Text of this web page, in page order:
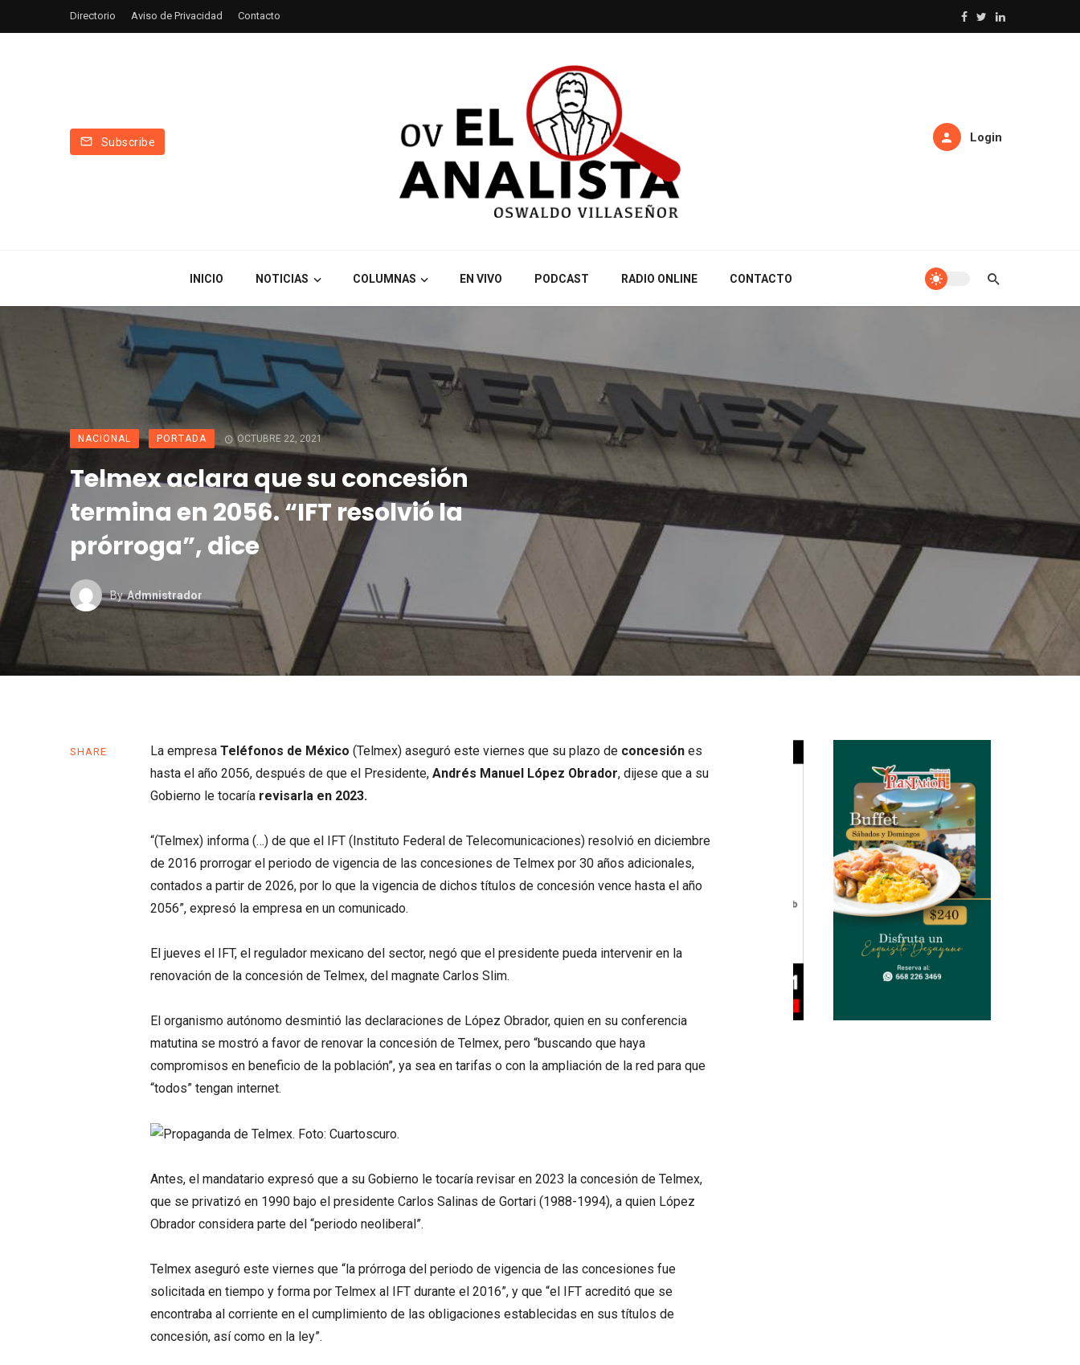
Directorio Aviso de Privacidad Contacto
Subscribe Login
INICIO NOTICIAS COLUMNAS EN VIVO PODCAST RADIO ONLINE CONTACTO
NACIONAL PORTADA OCTUBRE 22, 2021
Telmex aclara que su concesión
termina en 2056. “IFT resolvió la
prórroga”, dice
By Admnistrador
SHARE La empresa Teléfonos de México (Telmex) aseguró este viernes que su plazo de concesión es
hasta el año 2056, después de que el Presidente, Andrés Manuel López Obrador, dijese que a su
Gobierno le tocaría revisarla en 2023.
“(Telmex) informa (…) de que el IFT (Instituto Federal de Telecomunicaciones) resolvió en diciembre
de 2016 prorrogar el periodo de vigencia de las concesiones de Telmex por 30 años adicionales,
contados a partir de 2026, por lo que la vigencia de dichos títulos de concesión vence hasta el año
2056”, expresó la empresa en un comunicado.
El jueves el IFT, el regulador mexicano del sector, negó que el presidente pueda intervenir en la
renovación de la concesión de Telmex, del magnate Carlos Slim.
El organismo autónomo desmintió las declaraciones de López Obrador, quien en su conferencia
matutina se mostró a favor de renovar la concesión de Telmex, pero “buscando que haya
compromisos en beneficio de la población”, ya sea en tarifas o con la ampliación de la red para que
“todos” tengan internet.
Antes, el mandatario expresó que a su Gobierno le tocaría revisar en 2023 la concesión de Telmex,
que se privatizó en 1990 bajo el presidente Carlos Salinas de Gortari (1988-1994), a quien López
Obrador considera parte del “periodo neoliberal”.
Telmex aseguró este viernes que “la prórroga del periodo de vigencia de las concesiones fue
solicitada en tiempo y forma por Telmex al IFT durante el 2016”, y que “el IFT acreditó que se
encontraba al corriente en el cumplimiento de las obligaciones establecidas en sus títulos de
concesión, así como en la ley”.